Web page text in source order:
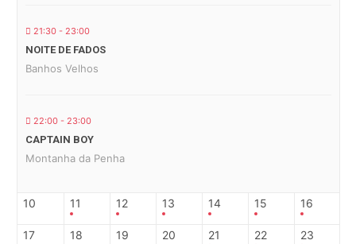
21:30 - 23:00
NOITE DE FADOS
Banhos Velhos
22:00 - 23:00
CAPTAIN BOY
Montanha da Penha
10 11 12 13 14 15 16
17 18 19 20 21 22 23